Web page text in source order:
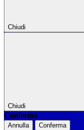
Chiudi
Chiudi
Conferma
Annulla Conferma